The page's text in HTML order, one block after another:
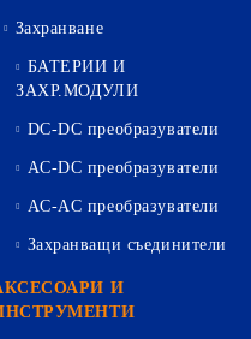
Захранване
БАТЕРИИ И
ЗАХР.МОДУЛИ
DC-DC преобразуватели
AC-DC преобразуватели
AC-AC преобразуватели
Захранващи съединители
И